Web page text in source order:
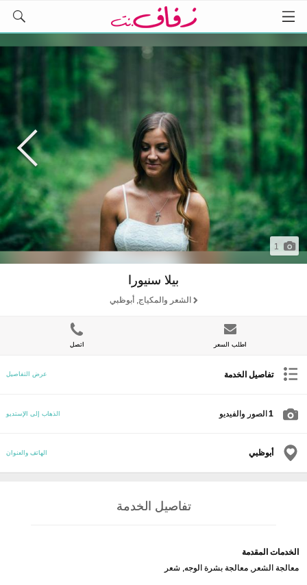
1
بيلا سنيورا
الشعر والمكياج, أبوظبي
اطلب السعر اتصل
تفاصيل الخدمة عرض التفاصيل
1 الصور والفيديو الذهاب إلى الإستديو
أبوظبي الهاتف والعنوان
تفاصيل الخدمة
الخدمات المقدمة
معالجة الشعر, معالجة بشرة الوجه, شعر